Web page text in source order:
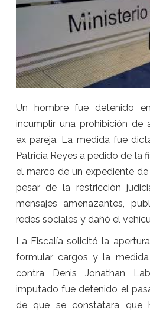
Un hombre fue detenido
incumplir una prohibición de
ex pareja. La medida fue
Patricia Reyes a pedido de la
el marco de un expediente
pesar de la restricción
mensajes amenazantes,
redes sociales y dañó el
La Fiscalía solicitó la
formular cargos y la
contra Denis Jonathan
imputado fue detenido el
de que se constatara que